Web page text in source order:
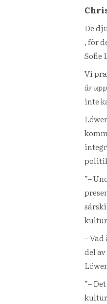
De
, för
Sofie
Vi
är
inte
”–
–
del
”–